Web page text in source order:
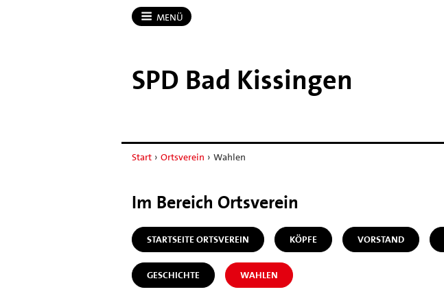
MENÜ
SPD Bad Kissingen
Start › Ortsverein › Wahlen
Im Bereich Ortsverein
STARTSEITE ORTSVEREIN KÖPFE VORSTAND
GESCHICHTE WAHLEN